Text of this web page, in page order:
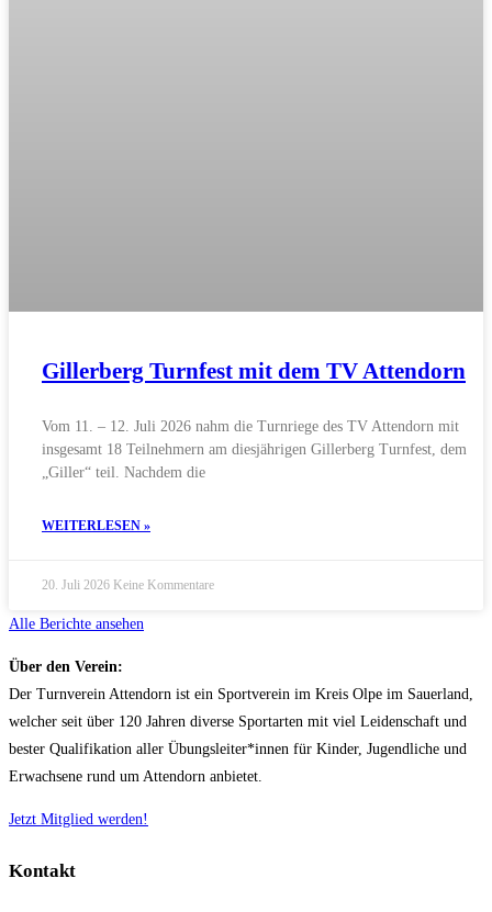
Gillerberg Turnfest mit dem TV Attendorn
Vom 11. – 12. Juli 2026 nahm die Turnriege des TV Attendorn mit
insgesamt 18 Teilnehmern am diesjährigen Gillerberg Turnfest, dem
„Giller“ teil. Nachdem die
WEITERLESEN »
20. Juli 2026 Keine Kommentare
Alle Berichte ansehen
Über den Verein:
Der Turnverein Attendorn ist ein Sportverein im Kreis Olpe im Sauerland,
welcher seit über 120 Jahren diverse Sportarten mit viel Leidenschaft und
bester Qualifikation aller Übungsleiter*innen für Kinder, Jugendliche und
Erwachsene rund um Attendorn anbietet.
Jetzt Mitglied werden!
Kontakt